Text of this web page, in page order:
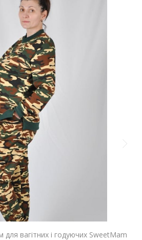
вагітних і годуючих SweetMam